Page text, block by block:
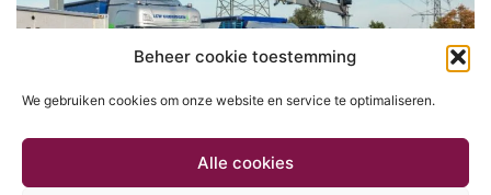
Beheer cookie toestemming
We gebruiken cookies om onze website en service te optimaliseren.
Alle cookies